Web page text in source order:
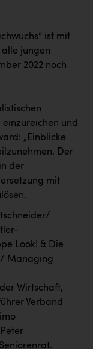
gmbh
ist mit
alle jungen
2022 noch
und
„Einblicke
Der
der
mit
Look! & Die
Managing
Wirtschaft,
Verband